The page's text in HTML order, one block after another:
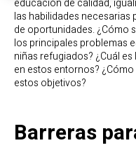
educación de calidad,
las habilidades necesarias
de oportunidades. ¿Cómo
los principales problemas
niñas refugiados? ¿Cuál
en estos entornos?
estos objetivos?
Barreras